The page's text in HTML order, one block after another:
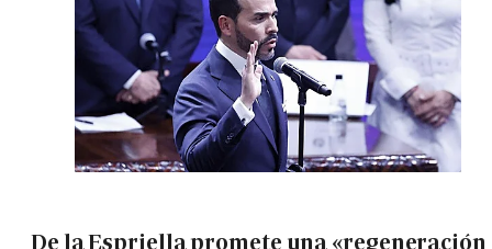
De la Espriella promete una «regeneración